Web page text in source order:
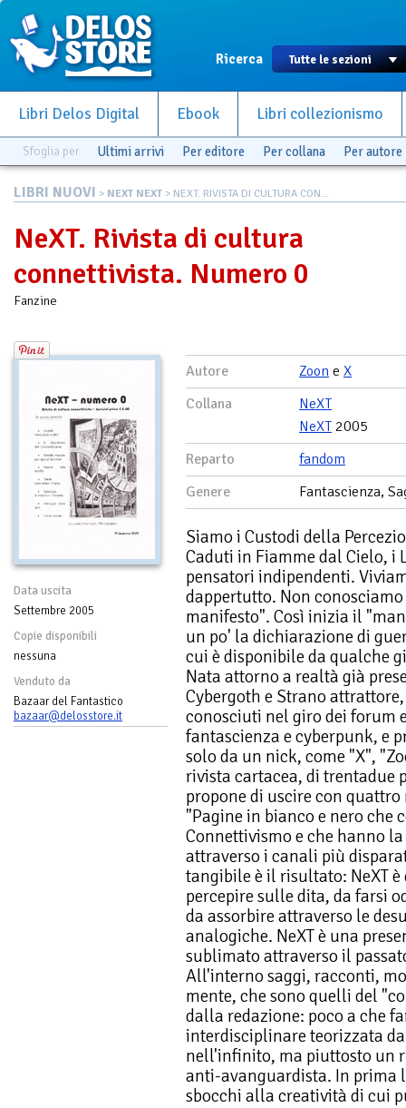
Ricerca
Libri Delos Digital Ebook Libri collezionismo
Sfoglia per Ultimi arrivi Per editore Per collana Per autore
LIBRI NUOVI > NEXT NEXT > NEXT. RIVISTA DI CULTURA CON...
NeXT. Rivista di cultura
connettivista. Numero 0
Fanzine
Data uscita
Settembre 2005
Copie disponibili
nessuna
Venduto da
Bazaar del Fantastico
bazaar@delosstore.it
Autore Zoon e X
Collana
NeXT
NeXT 2005
Reparto
fandom
Genere
Fantascienza,
Siamo i Custodi della
Caduti in Fiamme dal Cielo,
pensatori indipendenti.
dappertutto. Non
manifesto". Così inizia il
un po' la dichiarazione di
cui è disponibile da qualche
Nata attorno a realtà già
Cybergoth e Strano
conosciuti nel giro dei forum
fantascienza e cyberpunk, e
solo da un nick, come "X",
rivista cartacea, di trentadue
propone di uscire con
"Pagine in bianco e nero che
Connettivismo e che hanno
attraverso i canali più
tangibile è il risultato: NeXT
percepire sulle dita, da farsi
da assorbire attraverso le
analogiche. NeXT è una
sublimato attraverso il
All'interno saggi, racconti,
mente, che sono quelli del
dalla redazione: poco a che
interdisciplinare teorizzata
nell'infinito, ma piuttosto un
anti-avanguardista. In prima
sbocchi alla creatività di cui